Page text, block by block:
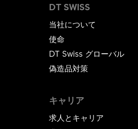
DT SWISS
当社について
使命
DT Swiss グローバル
偽造品対策
キャリア
求人とキャリア